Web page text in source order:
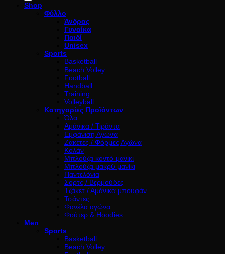
Shop
Φύλλο
Άνδρας
Γυναίκα
Παιδί
Unisex
Sports
Basketball
Beach Volley
Football
Handball
Training
Volleyball
Κατηγορίες Προϊόντων
Όλα
Αμάνικα / Τιράντα
Εμφάνιση Αγώνα
Ζακέτες / Φόρμες Αγώνα
Κολάν
Μπλούζα κοντό μανίκι
Μπλούζα μακρύ μανίκι
Παντελόνια
Σορτς / Βερμούδες
Τζάκετ / Αμάνικα μπουφάν
Τσάντες
Φανέλα αγώνα
Φούτερ & Hoodies
Men
Sports
Basketball
Beach Volley